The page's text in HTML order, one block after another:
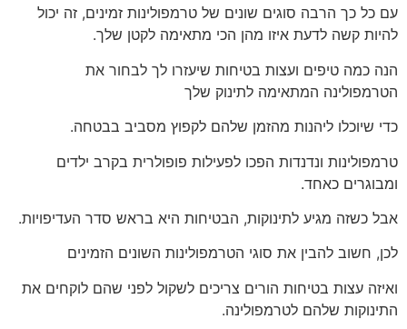
עם כל כך הרבה סוגים שונים של טרמפולינות זמינים, זה יכול
להיות קשה לדעת איזו מהן הכי מתאימה לקטן שלך.
הנה כמה טיפים ועצות בטיחות שיעזרו לך לבחור את
הטרמפולינה המתאימה לתינוק שלך
כדי שיוכלו ליהנות מהזמן שלהם לקפוץ מסביב בבטחה.
טרמפולינות ונדנדות הפכו לפעילות פופולרית בקרב ילדים
ומבוגרים כאחד.
אבל כשזה מגיע לתינוקות, הבטיחות היא בראש סדר העדיפויות.
לכן, חשוב להבין את סוגי הטרמפולינות השונים הזמינים
ואיזה עצות בטיחות הורים צריכים לשקול לפני שהם לוקחים את
התינוקות שלהם לטרמפולינה.